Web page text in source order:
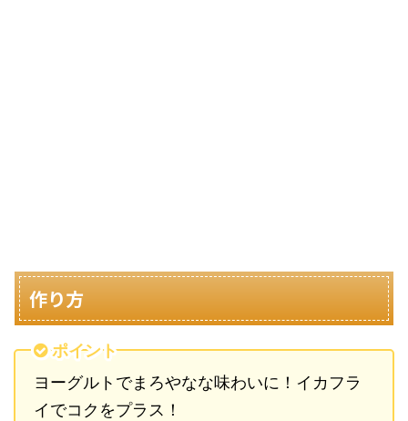
作り方
ポイント
ヨーグルトでまろやなな味わいに！イカフラ
イでコクをプラス！